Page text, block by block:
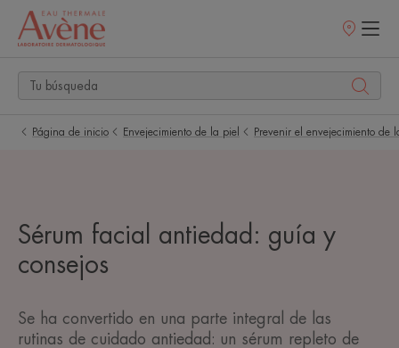
Puntos
Página de inicio Envejecimiento de la piel Prevenir el envejecimiento de
Sérum facial antiedad: guía y
consejos
Se ha convertido en una parte integral de las
rutinas de cuidado antiedad: un sérum repleto de